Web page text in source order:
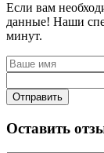
Если вам
данные! Наши
минут.
Отправить
Оставить